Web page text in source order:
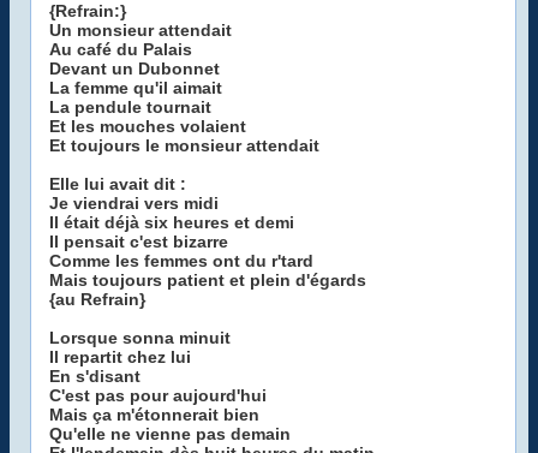
{Refrain:}
Un monsieur attendait
Au café du Palais
Devant un Dubonnet
La femme qu'il aimait
La pendule tournait
Et les mouches volaient
Et toujours le monsieur attendait
Elle lui avait dit :
Je viendrai vers midi
Il était déjà six heures et demi
Il pensait c'est bizarre
Comme les femmes ont du r'tard
Mais toujours patient et plein d'égards
{au Refrain}
Lorsque sonna minuit
Il repartit chez lui
En s'disant
C'est pas pour aujourd'hui
Mais ça m'étonnerait bien
Qu'elle ne vienne pas demain